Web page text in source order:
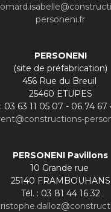
personeni.fr
PERSONENI
(site de préfabrication)
456 Rue du Breuil
25460 ETUPES
03 63 11 05 07 - 06 74
PERSONENI Pavillons
10 Grande rue
25140 FRAMBOUHANS
Tél. : 03 81 44 16 32